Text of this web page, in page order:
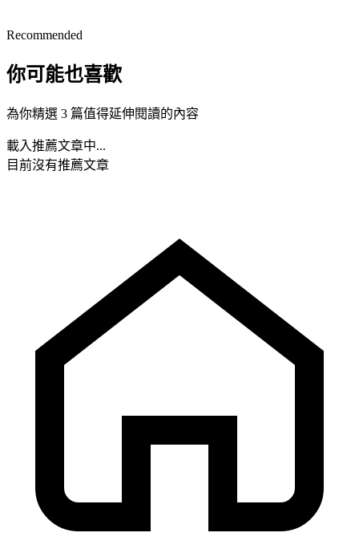
Recommended
你可能也喜歡
為你精選 3 篇值得延伸閱讀的內容
載入推薦文章中...
目前沒有推薦文章